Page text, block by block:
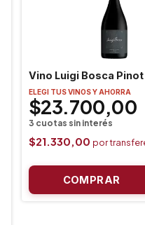
Vino Luigi Bosca
ELEGI TUS VINOS Y AHORRA
$23.700,00
$21.330,00